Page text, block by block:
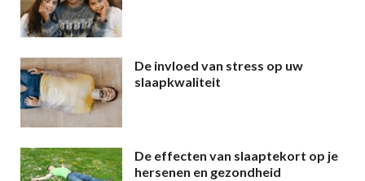
De invloed van stress op uw
slaapkwaliteit
De effecten van slaaptekort op je
hersenen en gezondheid